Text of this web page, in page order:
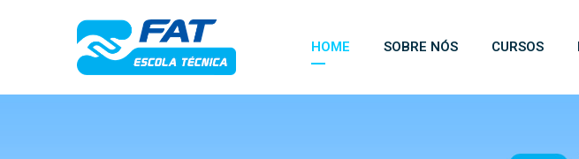
HOME SOBRE NÓS CURSOS